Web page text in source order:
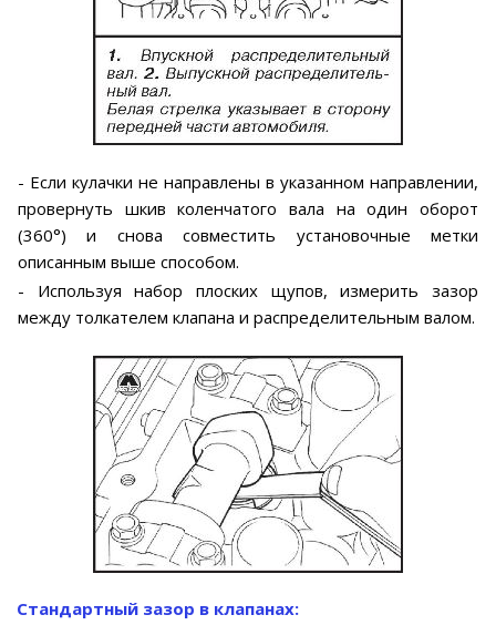
- Если кулачки не направлены в указанном направлении,
провернуть шкив коленчатого вала на один оборот
(360°) и снова совместить установочные метки
описанным выше способом.
- Используя набор плоских щупов, измерить зазор
между толкателем клапана и распределительным валом.
Стандартный зазор в клапанах: